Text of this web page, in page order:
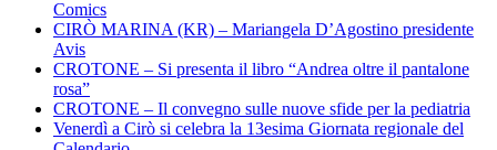
Comics
CIRÒ MARINA (KR) – Mariangela D’Agostino presidente
Avis
CROTONE – Si presenta il libro “Andrea oltre il pantalone
rosa”
CROTONE – Il convegno sulle nuove sfide per la pediatria
Venerdì a Cirò si celebra la 13esima Giornata regionale del